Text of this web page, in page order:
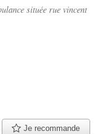
située rue vincent
Je recommande